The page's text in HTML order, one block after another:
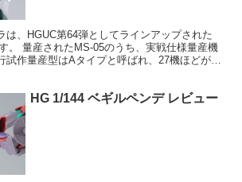
は、HGUC第64弾としてラインアップされた
。 量産されたMS-05のうち、実戦仕様量産機
試作量産型はAタイプと呼ばれ、27機ほどが生
HG 1/144 ベギルペンデ レビュー